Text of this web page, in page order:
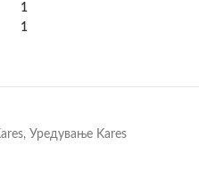
1
1
, Уредување Kares